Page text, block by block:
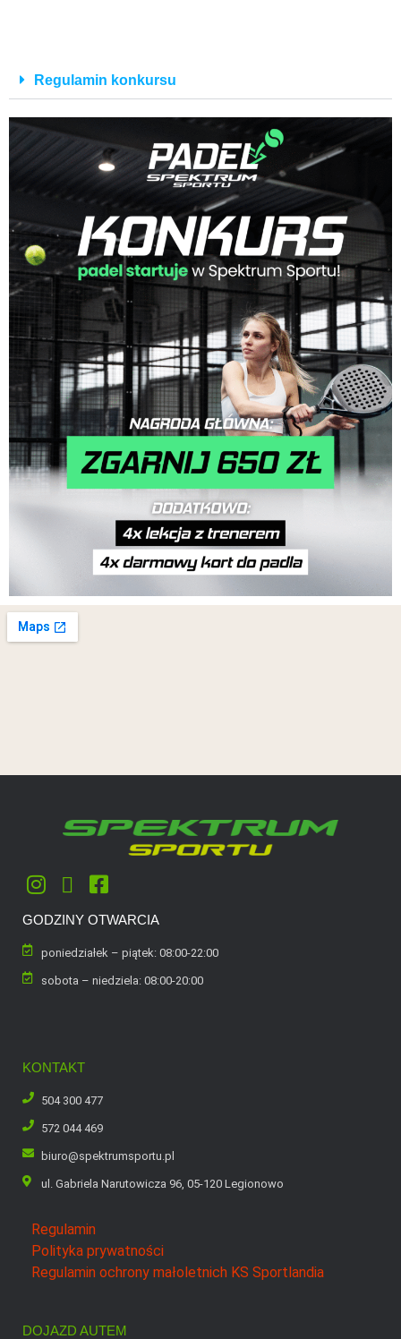
Regulamin konkursu
GODZINY OTWARCIA
poniedziałek – piątek: 08:00-22:00
sobota – niedziela: 08:00-20:00
KONTAKT
504 300 477
572 044 469
biuro@spektrumsportu.pl
ul. Gabriela Narutowicza 96, 05-120 Legionowo
Regulamin
Polityka prywatności
Regulamin ochrony małoletnich KS Sportlandia
DOJAZD AUTEM